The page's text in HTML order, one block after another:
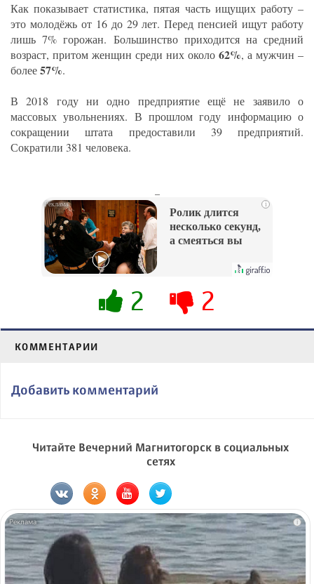
Как показывает статистика, пятая часть ищущих работу –
это молодёжь от 16 до 29 лет. Перед пенсией ищут работу
лишь 7% горожан. Большинство приходится на средний
возраст, притом женщин среди них около 62%, а мужчин –
более57%.
В 2018 году ни одно предприятие ещё не заявило о
массовых увольнениях. В прошлом году информацию о
сокращении штата предоставили 39 предприятий.
Сократили 381 человека.
i
Ролик длится
несколько секунд,
а смеяться вы
2 2
КОММЕНТАРИИ
Добавить комментарий
Читайте Вечерний Магнитогорск в социальных
сетях
i